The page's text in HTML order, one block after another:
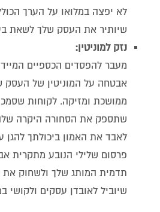
לא יפצה במלואו על הערך
שיותיר את העסק שלך לשאת
נזק למוניטין:
מעבר להפסדים הכספיים
אבטחה על המוניטין של העסק
ממושכת ומזיקה. לקוחות
שתספק את הסחורה היקרה
לאבד את האמון ביכולתך להגן
פרסום שלילי הנובע מתקרית
תדמית המותג שלך ולשחוק את
שיוביל לאובדן עסקים ולקושי